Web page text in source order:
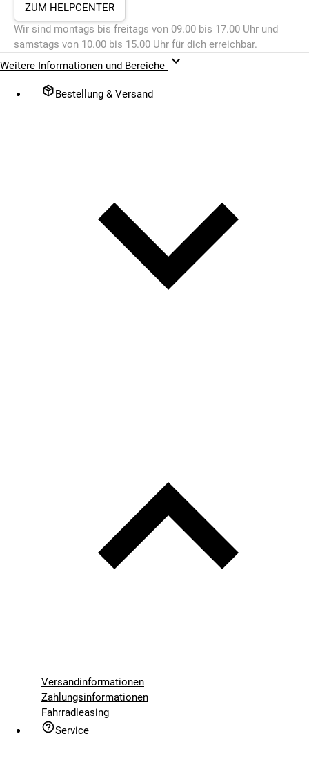
ZUM HELPCENTER
Wir sind montags bis freitags von 09.00 bis 17.00 Uhr und
samstags von 10.00 bis 15.00 Uhr für dich erreichbar.
Weitere Informationen und Bereiche
Bestellung & Versand
Versandinformationen
Zahlungsinformationen
Fahrradleasing
Service